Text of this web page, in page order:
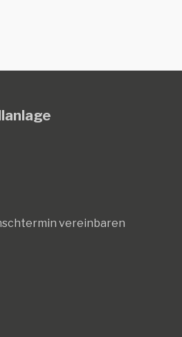
vereinbaren